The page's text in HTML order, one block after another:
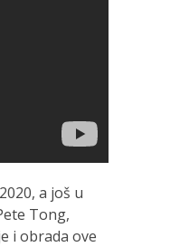
a još u
Tong,
i obrada ove